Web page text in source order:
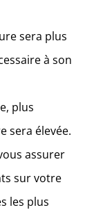
sera plus
à son
plus
sera élevée.
assurer
sur votre
les plus